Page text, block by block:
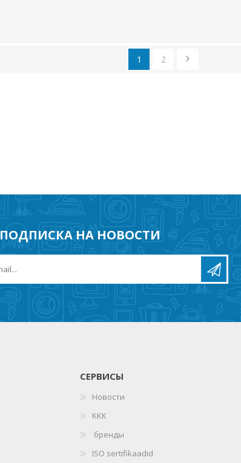
1 2
ПОДПИСКА НА НОВОСТИ
СЕРВИСЫ
Новости
KKK
бренды
ISO sertifikaadid